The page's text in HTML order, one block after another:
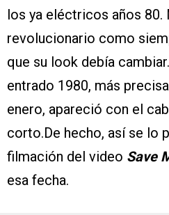
los ya eléctricos años 80.
revolucionario como
que su look debía
entrado 1980, más
enero, apareció con el
corto.De hecho, así se lo
filmación del video Save
esa fecha.